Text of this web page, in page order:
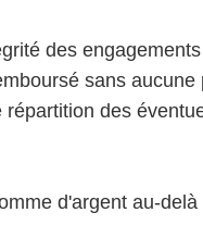
des
sans aucune
des
d'argent au-